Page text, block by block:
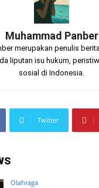
Muhammad Panber
merupakan penulis
liputan isu hukum,
sosial di Indonesia.
Twitter
Olahraga